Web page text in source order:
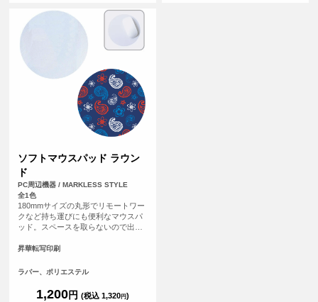
ソフトマウスパッド ラウン
ド
PC周辺機器 / MARKLESS STYLE
全1色
180mmサイズの丸形でリモートワー
クなど持ち運びにも便利なマウスパ
ッド。スペースを取らないので出先
す。
昇華転写印刷
ラバー、ポリエステル
1,200円 (税込 1,320円)